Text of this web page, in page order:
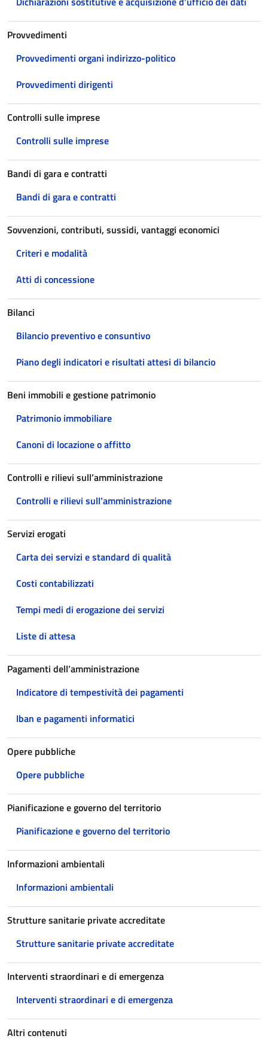
Provvedimenti
Provvedimenti organi indirizzo-politico
Provvedimenti dirigenti
Controlli sulle imprese
Controlli sulle imprese
Bandi di gara e contratti
Bandi di gara e contratti
Sovvenzioni, contributi, sussidi, vantaggi economici
Criteri e modalità
Atti di concessione
Bilanci
Bilancio preventivo e consuntivo
Piano degli indicatori e risultati attesi di bilancio
Beni immobili e gestione patrimonio
Patrimonio immobiliare
Canoni di locazione o affitto
Controlli e rilievi sull’amministrazione
Controlli e rilievi sull’amministrazione
Servizi erogati
Carta dei servizi e standard di qualità
Costi contabilizzati
Tempi medi di erogazione dei servizi
Liste di attesa
Pagamenti dell’amministrazione
Indicatore di tempestività dei pagamenti
Iban e pagamenti informatici
Opere pubbliche
Opere pubbliche
Pianificazione e governo del territorio
Pianificazione e governo del territorio
Informazioni ambientali
Informazioni ambientali
Strutture sanitarie private accreditate
Strutture sanitarie private accreditate
Interventi straordinari e di emergenza
Interventi straordinari e di emergenza
Altri contenuti